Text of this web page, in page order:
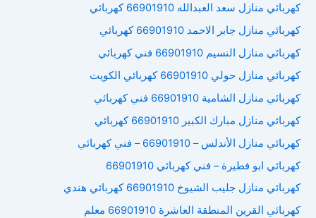
كهربائي منازل سعد العبدالله 66901910 كهربائي
كهربائي منازل جابر الاحمد 66901910 كهربائي
كهربائي منازل النسيم 66901910 فني كهربائي
كهربائي منازل حولي 66901910 كهربائي الكويت
كهربائي منازل الشامية 66901910 فني كهربائي
كهربائي منازل مبارك الكبير 66901910 كهربائي
كهربائي منازل الأندلس – 66901910 – فني كهربائي
كهربائي ابو فطيرة – فني كهربائي 66901910
كهربائي منازل جليب الشيوخ 66901910 كهربائي هندي
كهربائي القرين المنطقة العاشرة 66901910 معلم